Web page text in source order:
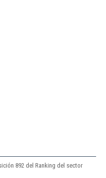
892 del Ranking del sector